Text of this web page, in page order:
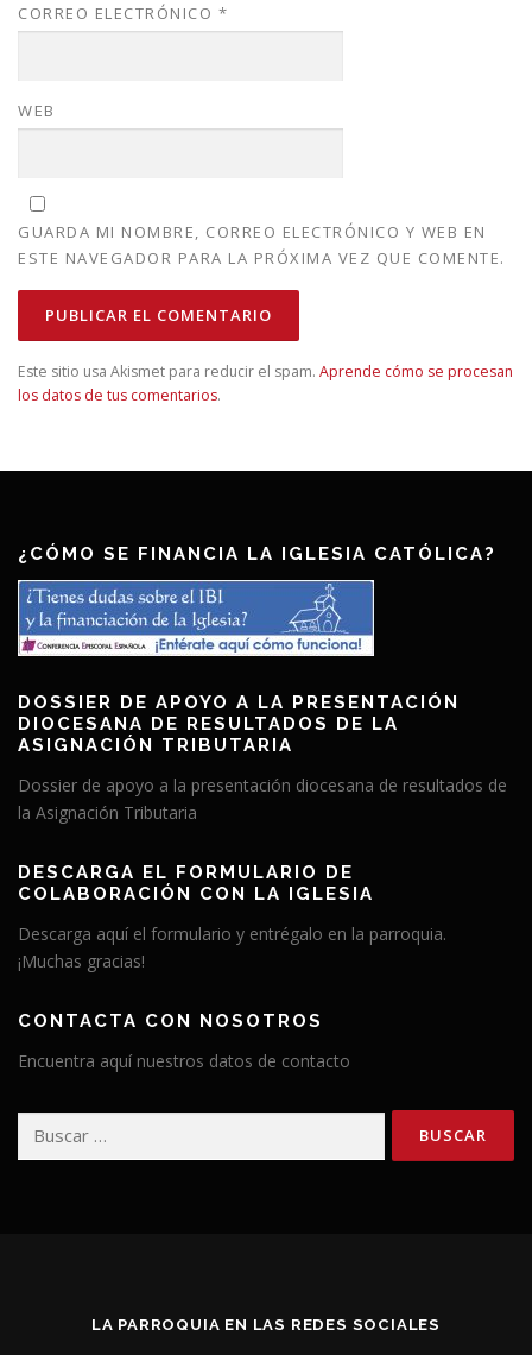
CORREO ELECTRÓNICO *
WEB
GUARDA MI NOMBRE, CORREO ELECTRÓNICO Y WEB EN
ESTE NAVEGADOR PARA LA PRÓXIMA VEZ QUE COMENTE.
Este sitio usa Akismet para reducir el spam. Aprende cómo se procesan
los datos de tus comentarios.
¿CÓMO SE FINANCIA LA IGLESIA CATÓLICA?
DOSSIER DE APOYO A LA PRESENTACIÓN
DIOCESANA DE RESULTADOS DE LA
ASIGNACIÓN TRIBUTARIA
Dossier de apoyo a la presentación diocesana de resultados de
la Asignación Tributaria
DESCARGA EL FORMULARIO DE
COLABORACIÓN CON LA IGLESIA
Descarga aquí el formulario y entrégalo en la parroquia.
¡Muchas gracias!
CONTACTA CON NOSOTROS
Encuentra aquí nuestros datos de contacto
LA PARROQUIA EN LAS REDES SOCIALES